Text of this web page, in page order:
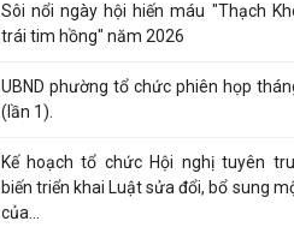
Sôi nổi ngày hội hiến máu "Thạch
trái tim hồng" năm 2026
UBND phường tổ chức phiên họp
(lần 1).
Kế hoạch tổ chức Hội nghị tuyên
biến triển khai Luật sửa đổi, bổ sung
của...